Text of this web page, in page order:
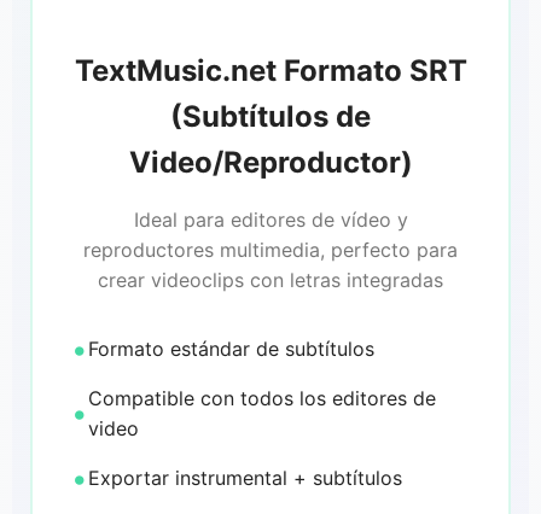
TextMusic.net Formato SRT
(Subtítulos de
Video/Reproductor)
Ideal para editores de vídeo y
reproductores multimedia, perfecto para
crear videoclips con letras integradas
Formato estándar de subtítulos
Compatible con todos los editores de
video
Exportar instrumental + subtítulos